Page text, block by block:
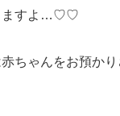
ますよ…♡♡
ちゃんをお預か